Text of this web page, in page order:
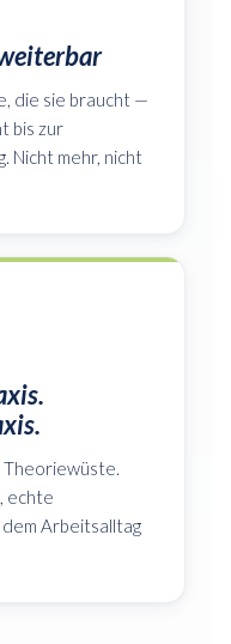
die sie braucht —
bis zur
Nicht mehr, nicht
echte
Arbeitsalltag